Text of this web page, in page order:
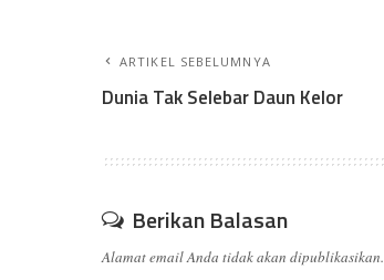
ARTIKEL SEBELUMNYA
Dunia Tak Selebar Daun Kelor
Berikan Balasan
Alamat email Anda tidak akan dipublikasikan.